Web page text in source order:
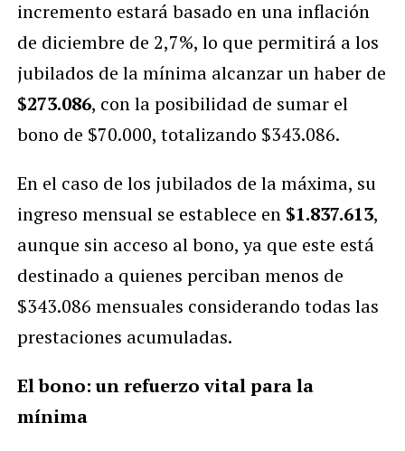
incremento estará basado en una inflación
de diciembre de 2,7%, lo que permitirá a los
jubilados de la mínima alcanzar un haber de
$273.086, con la posibilidad de sumar el
bono de $70.000, totalizando $343.086.
En el caso de los jubilados de la máxima, su
ingreso mensual se establece en $1.837.613,
aunque sin acceso al bono, ya que este está
destinado a quienes perciban menos de
$343.086 mensuales considerando todas las
prestaciones acumuladas.
El bono: un refuerzo vital para la
mínima